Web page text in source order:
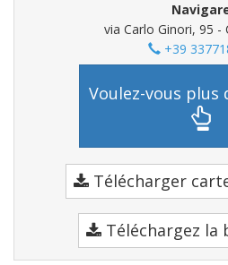
via Carlo Ginori, 95 -
+39
Voulez-vous plus
Télécharger
Téléchargez la